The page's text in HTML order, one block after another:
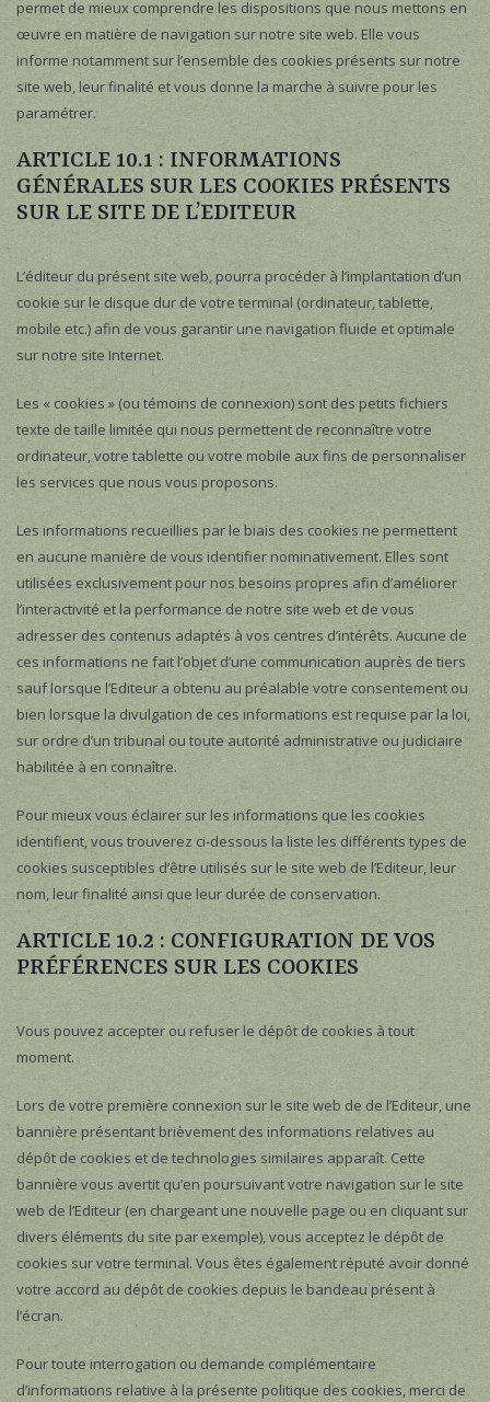
permet de mieux comprendre les dispositions que nous mettons en
œuvre en matière de navigation sur notre site web. Elle vous
informe notamment sur l’ensemble des cookies présents sur notre
site web, leur finalité et vous donne la marche à suivre pour les
paramétrer.
ARTICLE 10.1 : INFORMATIONS
GÉNÉRALES SUR LES COOKIES PRÉSENTS
SUR LE SITE DE L’EDITEUR
L’éditeur du présent site web, pourra procéder à l’implantation d’un
cookie sur le disque dur de votre terminal (ordinateur, tablette,
mobile etc.) afin de vous garantir une navigation fluide et optimale
sur notre site Internet.
Les « cookies » (ou témoins de connexion) sont des petits fichiers
texte de taille limitée qui nous permettent de reconnaître votre
ordinateur, votre tablette ou votre mobile aux fins de personnaliser
les services que nous vous proposons.
Les informations recueillies par le biais des cookies ne permettent
en aucune manière de vous identifier nominativement. Elles sont
utilisées exclusivement pour nos besoins propres afin d’améliorer
l’interactivité et la performance de notre site web et de vous
adresser des contenus adaptés à vos centres d’intérêts. Aucune de
ces informations ne fait l’objet d’une communication auprès de tiers
sauf lorsque l’Editeur a obtenu au préalable votre consentement ou
bien lorsque la divulgation de ces informations est requise par la loi,
sur ordre d’un tribunal ou toute autorité administrative ou judiciaire
habilitée à en connaître.
Pour mieux vous éclairer sur les informations que les cookies
identifient, vous trouverez ci-dessous la liste les différents types de
cookies susceptibles d’être utilisés sur le site web de l’Editeur, leur
nom, leur finalité ainsi que leur durée de conservation.
ARTICLE 10.2 : CONFIGURATION DE VOS
PRÉFÉRENCES SUR LES COOKIES
Vous pouvez accepter ou refuser le dépôt de cookies à tout
moment.
Lors de votre première connexion sur le site web de de l’Editeur, une
bannière présentant brièvement des informations relatives au
dépôt de cookies et de technologies similaires apparaît. Cette
bannière vous avertit qu’en poursuivant votre navigation sur le site
web de l’Editeur (en chargeant une nouvelle page ou en cliquant sur
divers éléments du site par exemple), vous acceptez le dépôt de
cookies sur votre terminal. Vous êtes également réputé avoir donné
votre accord au dépôt de cookies depuis le bandeau présent à
l’écran.
Pour toute interrogation ou demande complémentaire
d’informations relative à la présente politique des cookies, merci de